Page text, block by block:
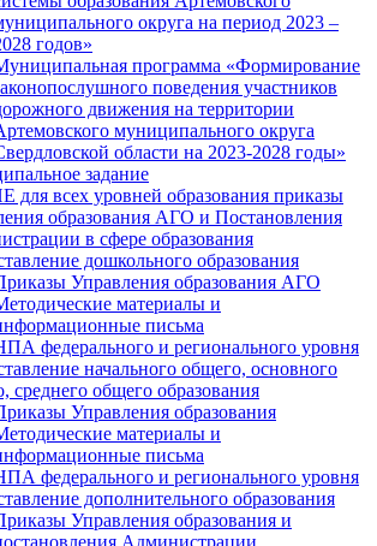
округа на период 2023 –
годов»
программа «Формирование
поведения участников
движения на территории
муниципального округа
области на 2023-2028 годы»
задание
всех уровней образования приказы
образования АГО и Постановления
в сфере образования
дошкольного образования
Управления образования АГО
материалы и
письма
федерального и регионального уровня
начального общего, основного
среднего общего образования
Управления образования
материалы и
письма
федерального и регионального уровня
дополнительного образования
Управления образования и